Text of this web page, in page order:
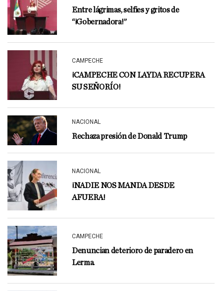
Entre lágrimas, selfies y gritos de
“¡Gobernadora!”
CAMPECHE
¡CAMPECHE CON LAYDA RECUPERA
SU SEÑORÍO!
NACIONAL
Rechaza presión de Donald Trump
NACIONAL
¡NADIE NOS MANDA DESDE
AFUERA!
CAMPECHE
Denuncian deterioro de paradero en
Lerma.